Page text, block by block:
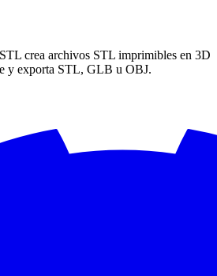
crea archivos STL imprimibles en 3D
y exporta STL, GLB u OBJ.